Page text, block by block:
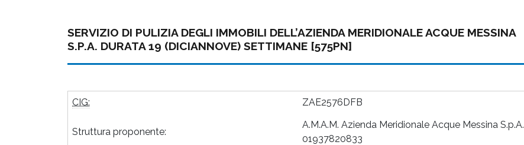
SERVIZIO DI PULIZIA DEGLI IMMOBILI DELL’AZIENDA MERIDIONALE ACQUE MESSINA
S.P.A. DURATA 19 (DICIANNOVE) SETTIMANE [575PN]
CIG: ZAE2576DFB
Struttura proponente:
A.M.A.M. Azienda Meridionale Acque Messina S.p.A.
01937820833